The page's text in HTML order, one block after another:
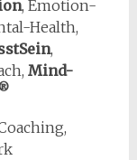
, Emotion-
Health,
,
Mind-